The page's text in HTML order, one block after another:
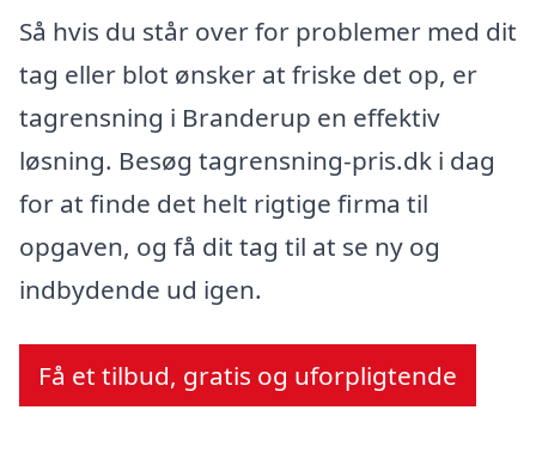
Så hvis du står over for problemer med dit
tag eller blot ønsker at friske det op, er
tagrensning i Branderup en effektiv
løsning. Besøg tagrensning-pris.dk i dag
for at finde det helt rigtige firma til
opgaven, og få dit tag til at se ny og
indbydende ud igen.
Få et tilbud, gratis og uforpligtende